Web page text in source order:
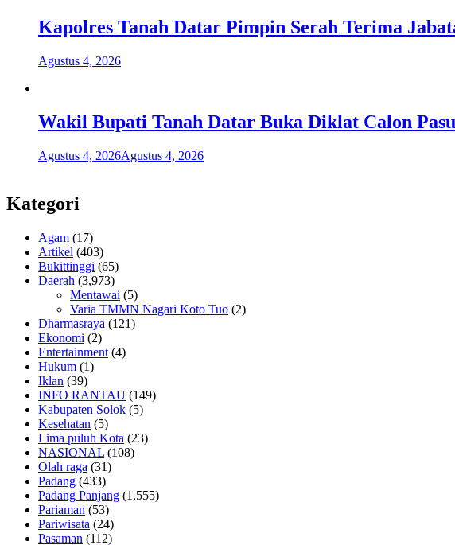
Kapolres Tanah Datar Pimpin Serah Terima
Agustus 4, 2026
Wakil Bupati Tanah Datar Buka Diklat Calon
Agustus 4, 2026Agustus 4, 2026
Kategori
Agam (17)
Artikel (403)
Bukittinggi (65)
Daerah (3,973)
Mentawai (5)
Varia TMMN Nagari Koto Tuo (2)
Dharmasraya (121)
Ekonomi (2)
Entertainment (4)
Hukum (1)
Iklan (39)
INFO RANTAU (149)
Kabupaten Solok (5)
Kesehatan (5)
Lima puluh Kota (23)
NASIONAL (108)
Olah raga (31)
Padang (433)
Padang Panjang (1,555)
Pariaman (53)
Pariwisata (24)
Pasaman (112)